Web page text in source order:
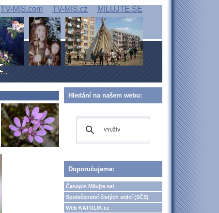
TV-MIS.com TV-MIS.cz MILUJTE.SE
Hledání na našem webu:
Doporučujeme:
Časopis Milujte se!
Společenství čistých srdcí (SČS)
Web KATOLIK.cz